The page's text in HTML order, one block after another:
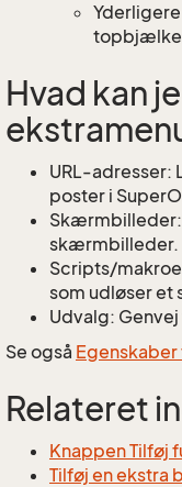
Hvad kan
URL-adresser:
poster i
skærmbilleder.
Scripts/
som udløser et
Udvalg:
Se også Egenskaber
Relateret
Knappen Tilføj
Tilføj en ekstra